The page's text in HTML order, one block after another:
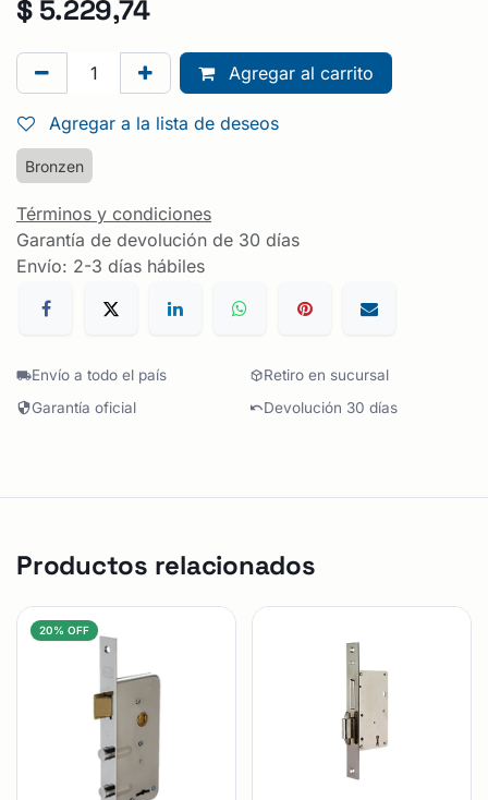
$ 5.229,74
Agregar al carrito
Agregar a la lista de deseos
Bronzen
Términos y condiciones
Garantía de devolución de 30 días
Envío: 2-3 días hábiles
Envío a todo el país
Retiro en sucursal
Garantía oficial
Devolución 30 días
Productos relacionados
20% OFF